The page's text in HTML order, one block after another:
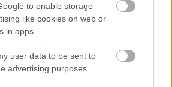
to enable storage
like cookies on web or
in apps.
user data to be sent to
advertising purposes.
Párt
A Tisza Párt kongresszusán
Magyar Péter több konkrét
fejlesztésre